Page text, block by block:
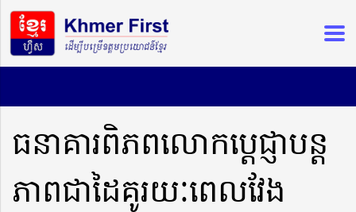
ធនាគារពិភពលោកប្ដេជ្ញាបន្ត
ភាពជាដៃគូរយៈពេលវែង